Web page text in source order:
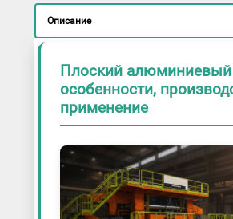
Фольга алюминиевая
Штрипс / Лента алюминиевая
Описание
Плоский алюминиевый
особенности,
применение